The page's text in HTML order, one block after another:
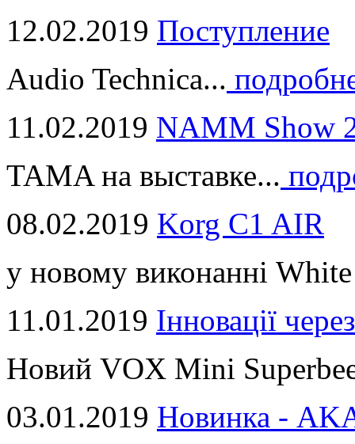
12.02.2019 Поступление
Audio Technica...
11.02.2019 NAMM Show
TAMA на выставке...
08.02.2019 Korg C1 AIR
у новому виконанні
11.01.2019 Інновації
Новий VOX Mini
03.01.2019 Новинка -